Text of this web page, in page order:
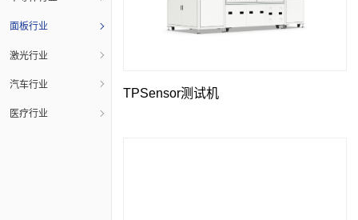
面板行业
激光行业
汽车行业
医疗行业
TPSensor测试机